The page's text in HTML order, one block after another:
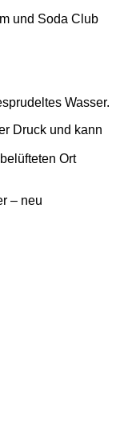
und Soda Club
Wasser.
Druck und kann
Ort
– neu